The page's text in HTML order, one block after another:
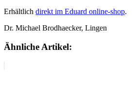
Erhältlich direkt im Eduard online-shop.
Dr. Michael Brodhaecker, Lingen
Ähnliche Artikel: